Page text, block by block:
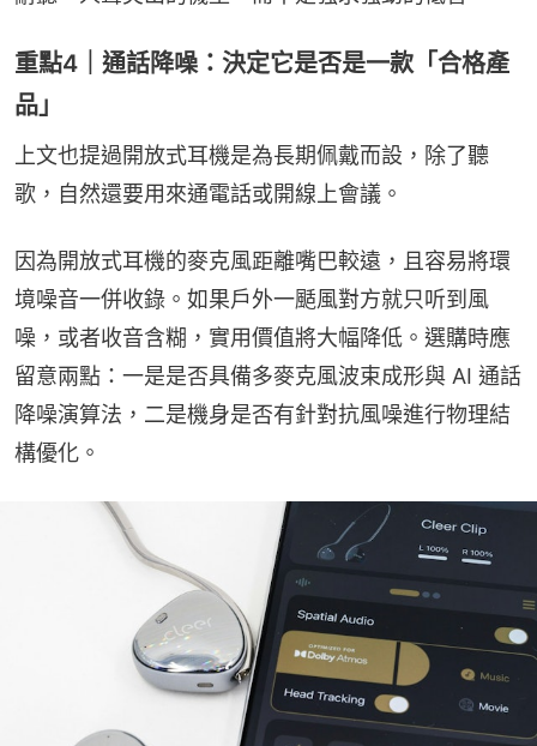
重點4｜通話降噪：決定它是否是一款「合格產
品」
上文也提過開放式耳機是為長期佩戴而設，除了聽
歌，自然還要用來通電話或開線上會議。
因為開放式耳機的麥克風距離嘴巴較遠，且容易將環
境噪音一併收錄。如果戶外一颳風對方就只听到風
噪，或者收音含糊，實用價值將大幅降低。選購時應
留意兩點：一是是否具備多麥克風波束成形與 AI 通話
降噪演算法，二是機身是否有針對抗風噪進行物理結
構優化。